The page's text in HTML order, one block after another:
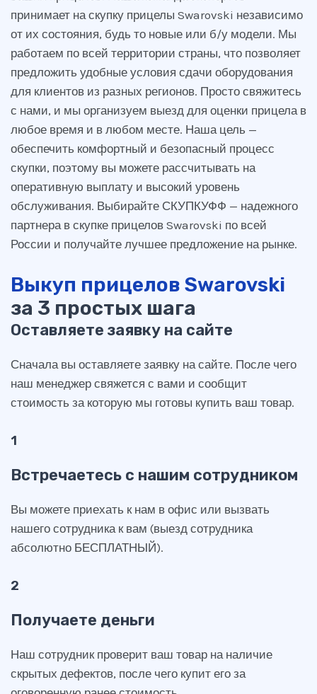
принимает на скупку прицелы Swarovski независимо
от их состояния, будь то новые или б/у модели. Мы
работаем по всей территории страны, что позволяет
предложить удобные условия сдачи оборудования
для клиентов из разных регионов. Просто свяжитесь
с нами, и мы организуем выезд для оценки прицела в
любое время и в любом месте. Наша цель —
обеспечить комфортный и безопасный процесс
скупки, поэтому вы можете рассчитывать на
оперативную выплату и высокий уровень
обслуживания. Выбирайте СКУПКУФФ — надежного
партнера в скупке прицелов Swarovski по всей
России и получайте лучшее предложение на рынке.
Выкуп прицелов Swarovski
за 3 простых шага
Оставляете заявку на сайте
Сначала вы оставляете заявку на сайте. После чего
наш менеджер свяжется с вами и сообщит
стоимость за которую мы готовы купить ваш товар.
1
Встречаетесь с нашим сотрудником
Вы можете приехать к нам в офис или вызвать
нашего сотрудника к вам (выезд сотрудника
абсолютно БЕСПЛАТНЫЙ).
2
Получаете деньги
Наш сотрудник проверит ваш товар на наличие
скрытых дефектов, после чего купит его за